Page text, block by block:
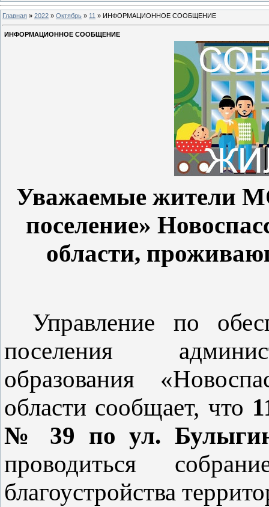
Главная » 2022 » Октябрь » 11 » ИНФОРМАЦИОННОЕ СООБЩЕНИЕ
ИНФОРМАЦИОННОЕ СООБЩЕНИЕ
Уважаемые жители
поселение»
области,
Управление по
поселения
образования
области сообщает, что
№ 39 по ул.
проводиться
благоустройства